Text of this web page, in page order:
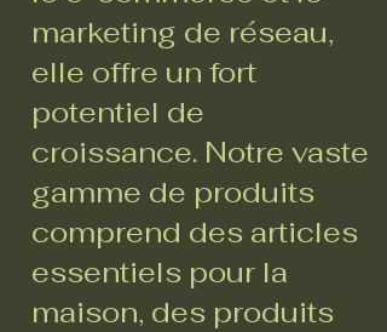
marketing de réseau,
elle offre un fort
potentiel de
croissance. Notre vaste
gamme de produits
comprend des articles
essentiels pour la
maison, des produits